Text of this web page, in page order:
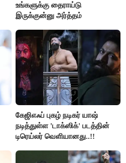
உங்களுக்கு தைராய்டு
இருக்குன்னு அர்த்தம்
கேஜிஎஃப் புகழ் நடிகர் யாஷ்
நடித்துள்ள 'டாக்‌ஸிக்' படத்தின்
டிரெய்லர் வெளியானது..!!